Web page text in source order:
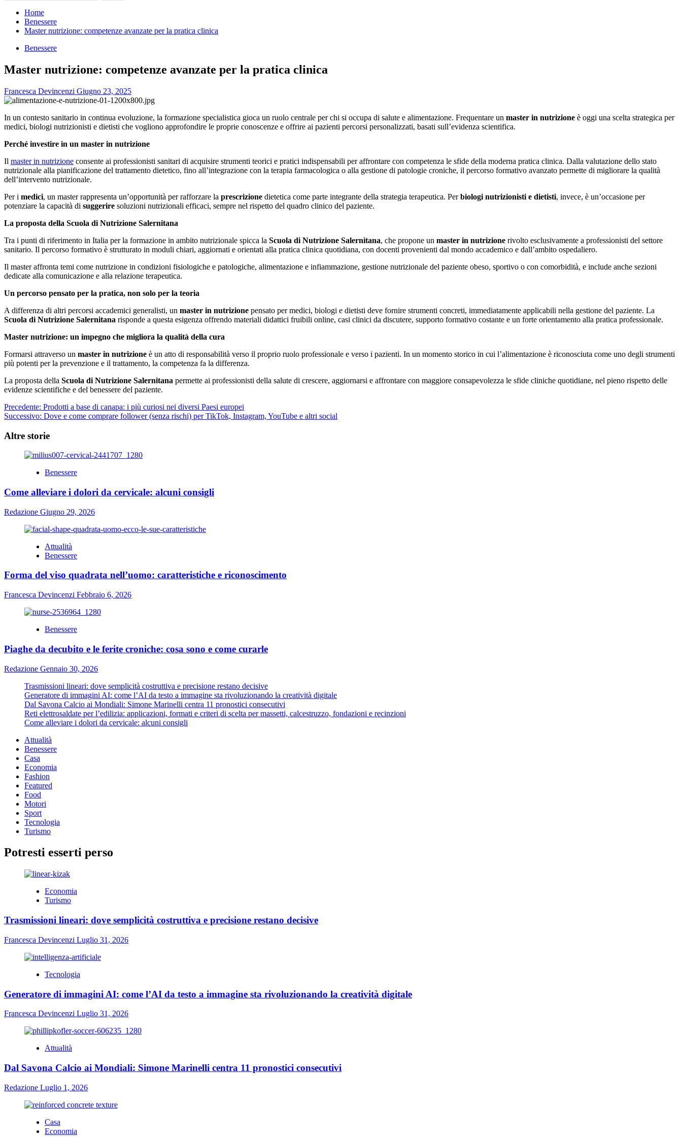
per:
Home
Benessere
Master nutrizione: competenze avanzate per la pratica clinica
Benessere
Master nutrizione: competenze avanzate per la pratica clinica
Francesca Devincenzi Giugno 23, 2025
In un contesto sanitario in continua evoluzione, la formazione specialistica gioca un ruolo centrale per chi si occupa di salute e alimentazione. Frequentare un master in nutrizione è oggi una scelta strategica per
medici, biologi nutrizionisti e dietisti che vogliono approfondire le proprie conoscenze e offrire ai pazienti percorsi personalizzati, basati sull’evidenza scientifica.
Perché investire in un master in nutrizione
Il master in nutrizione consente ai professionisti sanitari di acquisire strumenti teorici e pratici indispensabili per affrontare con competenza le sfide della moderna pratica clinica. Dalla valutazione dello stato
nutrizionale alla pianificazione del trattamento dietetico, fino all’integrazione con la terapia farmacologica o alla gestione di patologie croniche, il percorso formativo avanzato permette di migliorare la qualità
dell’intervento nutrizionale.
Per i medici, un master rappresenta un’opportunità per rafforzare la prescrizione dietetica come parte integrante della strategia terapeutica. Perbiologi nutrizionisti e dietisti, invece, è un’occasione per
potenziare la capacità di suggerire soluzioni nutrizionali efficaci, sempre nel rispetto del quadro clinico del paziente.
La proposta della Scuola di Nutrizione Salernitana
Tra i punti di riferimento in Italia per la formazione in ambito nutrizionale spicca la Scuola di Nutrizione Salernitana, che propone un master in nutrizione rivolto esclusivamente a professionisti del settore
sanitario. Il percorso formativo è strutturato in moduli chiari, aggiornati e orientati alla pratica clinica quotidiana, con docenti provenienti dal mondo accademico e dall’ambito ospedaliero.
Il master affronta temi come nutrizione in condizioni fisiologiche e patologiche, alimentazione e infiammazione, gestione nutrizionale del paziente obeso, sportivo o con comorbidità, e include anche sezioni
dedicate alla comunicazione e alla relazione terapeutica.
Un percorso pensato per la pratica, non solo per la teoria
A differenza di altri percorsi accademici generalisti, un master in nutrizione pensato per medici, biologi e dietisti deve fornire strumenti concreti, immediatamente applicabili nella gestione del paziente. La
Scuola di Nutrizione Salernitana risponde a questa esigenza offrendo materiali didattici fruibili online, casi clinici da discutere, supporto formativo costante e un forte orientamento alla pratica professionale.
Master nutrizione: un impegno che migliora la qualità della cura
Formarsi attraverso un master in nutrizione è un atto di responsabilità verso il proprio ruolo professionale e verso i pazienti. In un momento storico in cui l’alimentazione è riconosciuta come uno degli strumenti
più potenti per la prevenzione e il trattamento, la competenza fa la differenza.
La proposta della Scuola di Nutrizione Salernitana permette ai professionisti della salute di crescere, aggiornarsi e affrontare con maggiore consapevolezza le sfide cliniche quotidiane, nel pieno rispetto delle
evidenze scientifiche e del benessere del paziente.
Navigazione
articolo
Precedente: Prodotti a base di canapa: i più curiosi nei diversi Paesi europei
Successivo: Dove e come comprare follower (senza rischi) per TikTok, Instagram, YouTube e altri social
Altre storie
Benessere
Come alleviare i dolori da cervicale: alcuni consigli
Redazione Giugno 29, 2026
Attualità
Benessere
Forma del viso quadrata nell’uomo: caratteristiche e riconoscimento
Francesca Devincenzi Febbraio 6, 2026
Benessere
Piaghe da decubito e le ferite croniche: cosa sono e come curarle
Redazione Gennaio 30, 2026
Trasmissioni lineari: dove semplicità costruttiva e precisione restano decisive
Generatore di immagini AI: come l’AI da testo a immagine sta rivoluzionando la creatività digitale
Dal Savona Calcio ai Mondiali: Simone Marinelli centra 11 pronostici consecutivi
Reti elettrosaldate per l’edilizia: applicazioni, formati e criteri di scelta per massetti, calcestruzzo, fondazioni e recinzioni
Come alleviare i dolori da cervicale: alcuni consigli
Attualità
Benessere
Casa
Economia
Fashion
Featured
Food
Motori
Sport
Tecnologia
Turismo
Potresti esserti perso
Economia
Turismo
Trasmissioni lineari: dove semplicità costruttiva e precisione restano decisive
Francesca Devincenzi Luglio 31, 2026
Tecnologia
Generatore di immagini AI: come l’AI da testo a immagine sta rivoluzionando la creatività digitale
Francesca Devincenzi Luglio 31, 2026
Attualità
Dal Savona Calcio ai Mondiali: Simone Marinelli centra 11 pronostici consecutivi
Redazione Luglio 1, 2026
Casa
Economia